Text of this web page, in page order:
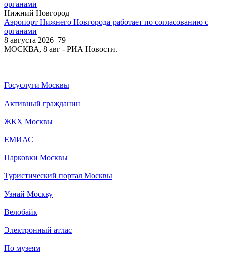
Нижний Новгород
Аэропорт Нижнего Новгорода работает по согласованию с
органами
8 августа 2026 79
МОСКВА, 8 авг - РИА Новости.
Госуслуги Москвы
Активный гражданин
ЖКХ Москвы
ЕМИАС
Парковки Москвы
Туристический портал Москвы
Узнай Москву
Велобайк
Электронный атлас
По музеям